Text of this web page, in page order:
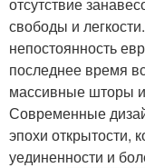
свободы и
непостоянность
последнее время
массивные шторы
Современные
эпохи открытости,
уединенности и